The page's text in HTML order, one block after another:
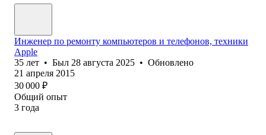
Инженер по ремонту компьютеров и телефонов, техники
Apple
35 лет • Был 28 августа 2025 • Обновлено
21 апреля 2015
30 000 ₽
Общий опыт
3 года